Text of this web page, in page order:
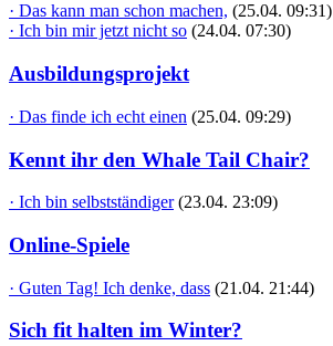
· Das kann man schon machen, (25.04. 09:31)
· Ich bin mir jetzt nicht so (24.04. 07:30)
Ausbildungsprojekt
· Das finde ich echt einen (25.04. 09:29)
Kennt ihr den Whale Tail Chair?
· Ich bin selbstständiger (23.04. 23:09)
Online-Spiele
· Guten Tag! Ich denke, dass (21.04. 21:44)
Sich fit halten im Winter?